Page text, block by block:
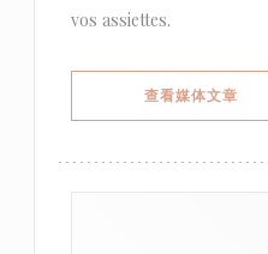
vos assiettes.
查看媒体文章((在